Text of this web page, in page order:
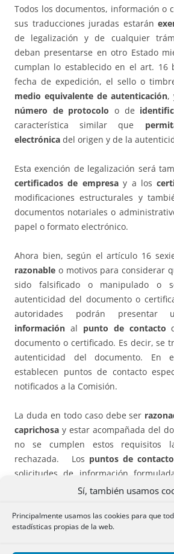
Sí, también usamos
Principalmente usamos las cookies para que
estadísticas propias de la web.
Todos los documentos, información o
sus traducciones juradas estarán
de legalización y de cualquier
deban presentarse en otro Estado
cumplan lo establecido en el art.
fecha de expedición, el sello o
medio equivalente de autenticación,
número de protocolo o de
característica similar que
electrónica del origen y de la
Esta exención de legalización será
certificados de empresay a los
modificaciones estructurales y
documentos notariales o
papel o formato electrónico.
Ahora bien, según el artículo 16
razonable o motivos para considerar
sido falsificado o manipulado o
autenticidad del documento o
autoridades podrán presentar
información al punto de contacto
documento o certificado. Es decir, se
autenticidad del documento. En
establecen puntos de contacto
notificados a la Comisión.
La duda en todo caso debe ser
caprichosa y estar acompañada del
no se cumplen estos requisitos
rechazada.
Los puntos de contacto
solicitudes de información
superior a cinco días hábiles.
Si la autoridad del punto de
autenticidad del documento este podrá